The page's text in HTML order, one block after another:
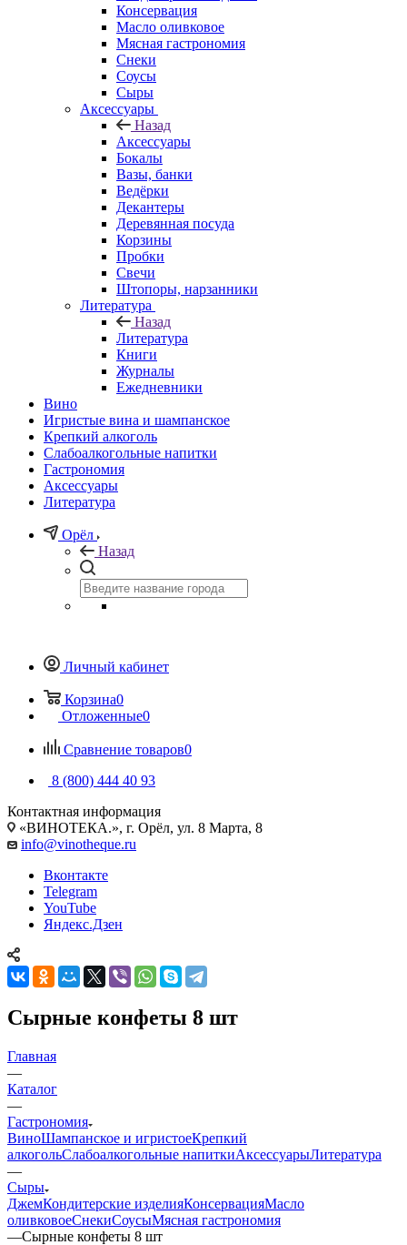
Консервация
Масло оливковое
Мясная гастрономия
Снеки
Соусы
Сыры
Аксессуары
Назад
Аксессуары
Бокалы
Вазы, банки
Ведёрки
Декантеры
Деревянная посуда
Корзины
Пробки
Свечи
Штопоры, нарзанники
Литература
Назад
Литература
Книги
Журналы
Ежедневники
Вино
Игристые вина и шампанское
Крепкий алкоголь
Слабоалкогольные напитки
Гастрономия
Аксессуары
Литература
Орёл
Назад
Личный кабинет
Корзина0
Отложенные0
Сравнение товаров0
8 (800) 444 40 93
Контактная информация
«ВИНОТЕКА.», г. Орёл, ул. 8 Марта, 8
info@vinotheque.ru
Вконтакте
Telegram
YouTube
Яндекс.Дзен
Сырные конфеты 8 шт
Главная
—
Каталог
—
Гастрономия
ВиноШампанское и игристоеКрепкий
алкогольСлабоалкогольные напиткиАксессуарыЛитература
—
Сыры
ДжемКондитерские изделияКонсервацияМасло
оливковоеСнекиСоусыМясная гастрономия
—Сырные конфеты 8 шт